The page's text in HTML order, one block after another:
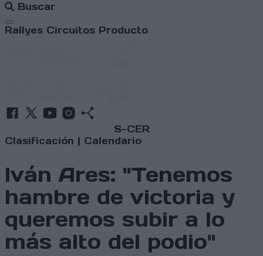
Buscar
Abrir menú
Rallyes Circuitos Producto
S-CER
Clasificación | Calendario
Iván Ares: "Tenemos
hambre de victoria y
queremos subir a lo
más alto del podio"